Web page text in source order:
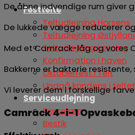
Festtelte
Teltudlejning Horsens
Teltudlejning
Teltudlejning Løsning
Konfirmation i haven
Oktoberfest i Telt
Undgå kondens i teltet
Serviceudlejning
Porcelæn
Bestik
De åbne indvendige rum giver
De lukkede vægge reducerer
Med et Camrack-låg og vores
Bakkerne er bakterie
Vi leverer dem i forskellige
Camrack 4-i-1